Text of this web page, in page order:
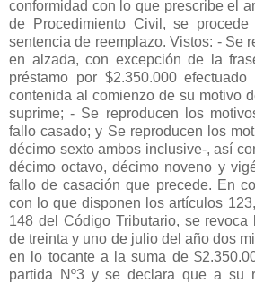
conformidad con lo que prescribe el
de Procedimiento Civil, se
sentencia de reemplazo. Vistos: - Se
en alzada, con excepción de la
préstamo por $2.350.000
contenida al comienzo de su motivo
suprime; - Se reproducen los
fallo casado; y Se reproducen los
décimo sexto ambos inclusive-, así
décimo octavo, décimo noveno y
fallo de casación que precede. En
con lo que disponen los artículos
148 del Código Tributario, se revoca
de treinta y uno de julio del año dos
en lo tocante a la suma de
partida Nº3 y se declara que a su